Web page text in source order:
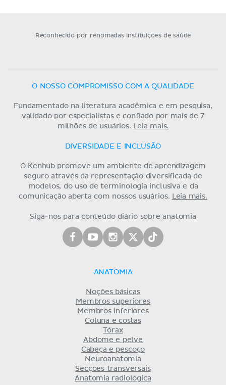
Reconhecido por renomadas instituições de saúde
O NOSSO COMPROMISSO COM A QUALIDADE
Fundamentado na literatura acadêmica e em pesquisa,
validado por especialistas e confiado por mais de 7
milhões de usuários.
Leia mais.
DIVERSIDADE E INCLUSÃO
O Kenhub promove um ambiente de aprendizagem
seguro através da representação diversificada de
modelos, do uso de terminologia inclusiva e da
comunicação aberta com nossos usuários.
Leia mais.
Siga-nos para conteúdo diário sobre anatomia
ANATOMIA
Noções básicas
Membros superiores
Membros inferiores
Coluna e costas
Tórax
Abdome e pelve
Cabeça e pescoço
Neuroanatomia
Secções transversais
Anatomia radiológica